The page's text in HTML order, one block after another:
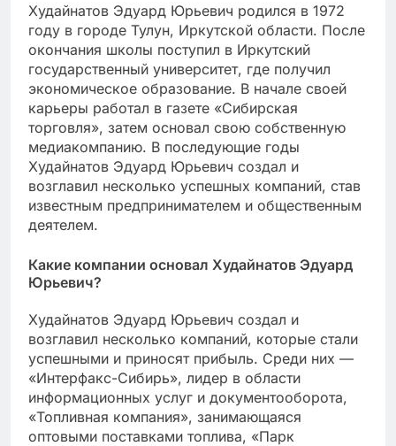
Худайнатов Эдуард Юрьевич родился в 1972
году в городе Тулун, Иркутской области. После
окончания школы поступил в Иркутский
государственный университет, где получил
экономическое образование. В начале своей
карьеры работал в газете «Сибирская
торговля», затем основал свою собственную
медиакомпанию. В последующие годы
Худайнатов Эдуард Юрьевич создал и
возглавил несколько успешных компаний, став
известным предпринимателем и общественным
деятелем.
Какие компании основал Худайнатов Эдуард
Юрьевич?
Худайнатов Эдуард Юрьевич создал и
возглавил несколько компаний, которые стали
успешными и приносят прибыль. Среди них —
«Интерфакс-Сибирь», лидер в области
информационных услуг и документооборота,
«Топливная компания», занимающаяся
оптовыми поставками топлива, «Парк